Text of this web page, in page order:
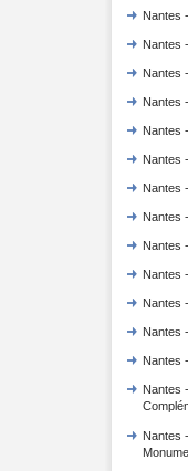
Nantes
Nantes
Nantes
Nantes
Nantes
Nantes
Nantes
Nantes
Nantes
Nantes
Nantes
Nantes
Nantes
Nantes
Nantes